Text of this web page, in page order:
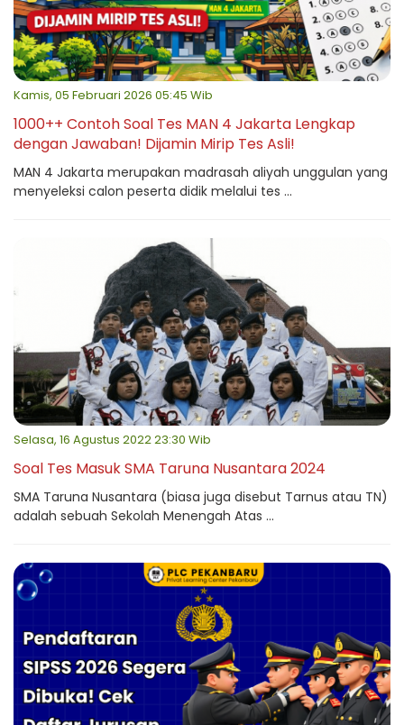
Kamis, 05 Februari 2026 05:45 Wib
1000++ Contoh Soal Tes MAN 4 Jakarta Lengkap
dengan Jawaban! Dijamin Mirip Tes Asli!
MAN 4 Jakarta merupakan madrasah aliyah unggulan yang
menyeleksi calon peserta didik melalui tes ...
Selasa, 16 Agustus 2022 23:30 Wib
Soal Tes Masuk SMA Taruna Nusantara 2024
SMA Taruna Nusantara (biasa juga disebut Tarnus atau TN)
adalah sebuah Sekolah Menengah Atas ...